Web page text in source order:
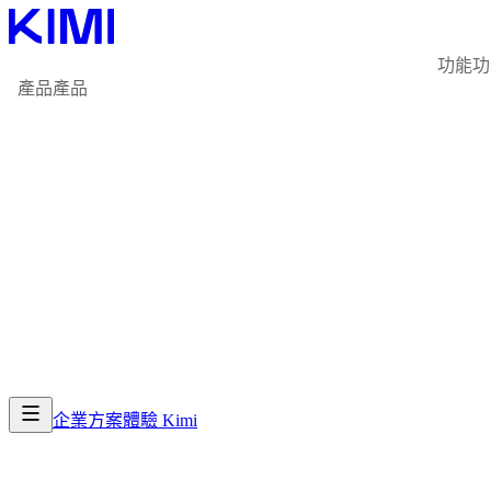
產品產品
功能
企業方案體驗 Kimi